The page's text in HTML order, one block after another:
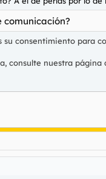
comunicación?
su consentimiento para
consulte nuestra página